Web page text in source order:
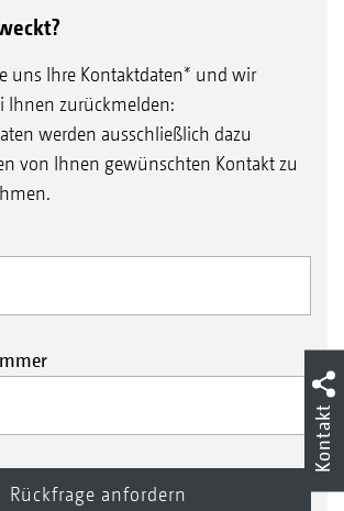
uns Ihre Kontaktdaten* und wir
Ihnen zurückmelden:
werden ausschließlich dazu
von Ihnen gewünschten Kontakt zu
Kontakt